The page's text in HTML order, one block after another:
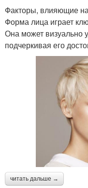
Факторы, влияющие
Форма лица играет
Она может визуально
подчеркивая его
читать дальше →